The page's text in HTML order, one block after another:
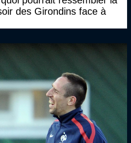
des Girondins face à